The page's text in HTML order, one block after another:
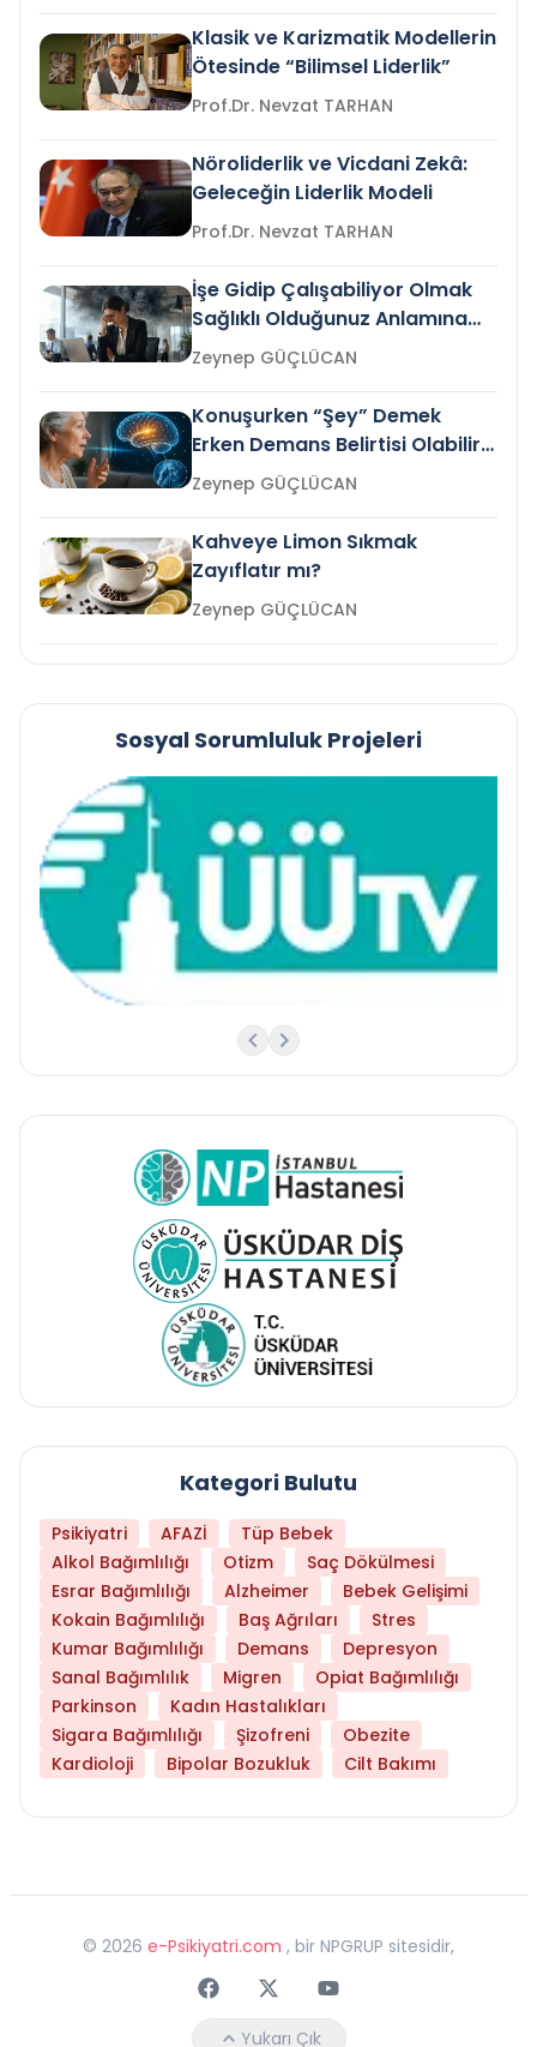
Klasik ve Karizmatik Modellerin
Ötesinde “Bilimsel Liderlik”
Prof.Dr. Nevzat TARHAN
Nöroliderlik ve Vicdani Zekâ:
Geleceğin Liderlik Modeli
Prof.Dr. Nevzat TARHAN
İşe Gidip Çalışabiliyor Olmak
Sağlıklı Olduğunuz Anlamına
Gelir mi?Zeynep GÜÇLÜCAN
Konuşurken “Şey” Demek
Erken Demans Belirtisi Olabilir
mi?
Zeynep GÜÇLÜCAN
Kahveye Limon Sıkmak
Zayıflatır mı?
Zeynep GÜÇLÜCAN
Sosyal Sorumluluk Projeleri
Kategori Bulutu
Psikiyatri AFAZİ
Tüp Bebek
Alkol Bağımlılığı
Otizm
Saç Dökülmesi
Esrar Bağımlılığı
Alzheimer
Bebek Gelişimi
Kokain Bağımlılığı
Baş Ağrıları
Stres
Kumar Bağımlılığı
Demans
Depresyon
Sanal Bağımlılık
Migren
Opiat Bağımlılığı
Parkinson
Kadın Hastalıkları
Sigara Bağımlılığı
Şizofreni
Obezite
Kardioloji
Bipolar Bozukluk Cilt Bakımı
© 2026 e-Psikiyatri.com , bir NPGRUP sitesidir,
FaceebokTwitterYoutube
Yukarı Çık